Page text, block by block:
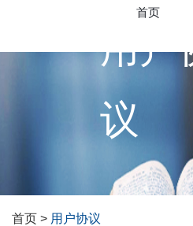
首页
用户
议
首页 > 用户协议